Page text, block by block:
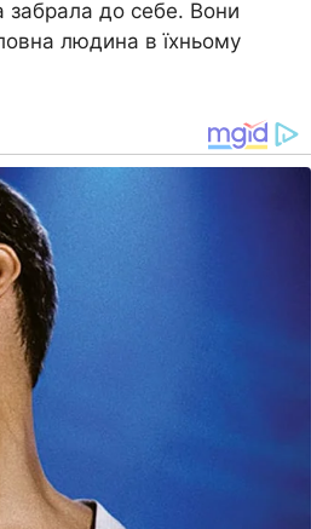
забрала до себе. Вони
людина в їхньому